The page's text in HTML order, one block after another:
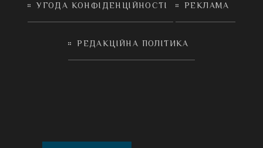
УГОДА КОНФІДЕНЦІЙНОСТІ РЕКЛАМА
РЕДАКЦІЙНА ПОЛІТИКА